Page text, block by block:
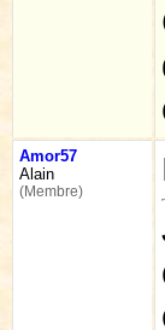
Amor57
Alain
(Membre)